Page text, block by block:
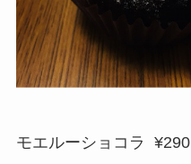
モエルーショコラ ¥290